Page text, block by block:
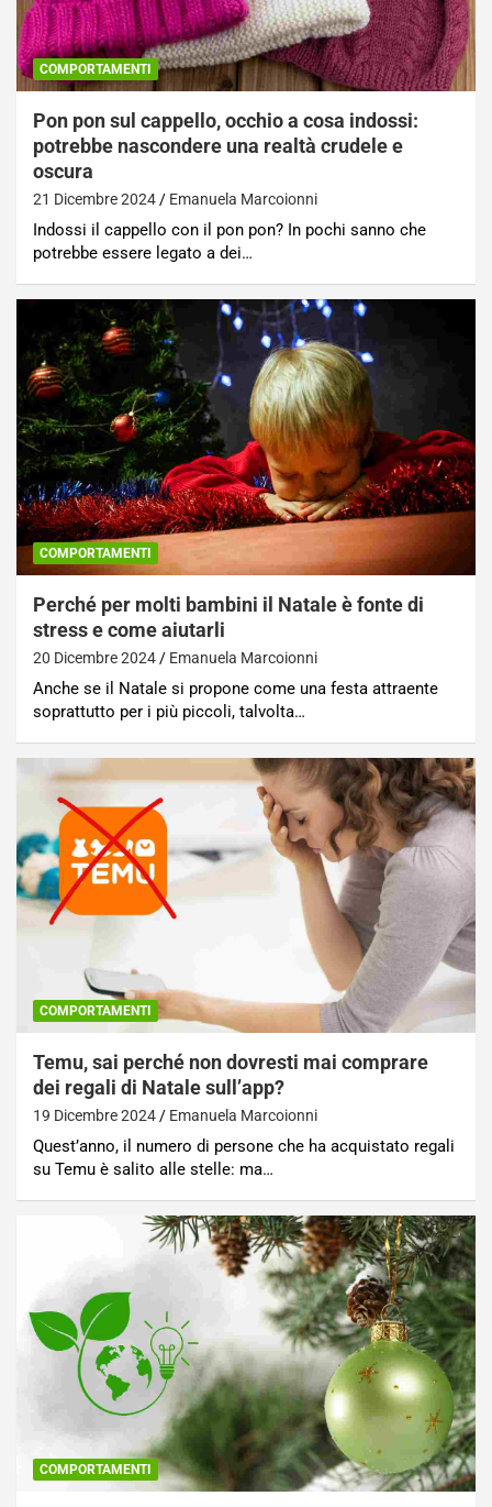
COMPORTAMENTI
Pon pon sul cappello, occhio a cosa indossi:
potrebbe nascondere una realtà crudele e
oscura
21 Dicembre 2024 Emanuela Marcoionni
Indossi il cappello con il pon pon? In pochi sanno che
potrebbe essere legato a dei…
COMPORTAMENTI
Perché per molti bambini il Natale è fonte di
stress e come aiutarli
20 Dicembre 2024 Emanuela Marcoionni
Anche se il Natale si propone come una festa attraente
soprattutto per i più piccoli, talvolta…
COMPORTAMENTI
Temu, sai perché non dovresti mai comprare
dei regali di Natale sull’app?
19 Dicembre 2024 Emanuela Marcoionni
Quest’anno, il numero di persone che ha acquistato regali
su Temu è salito alle stelle: ma…
COMPORTAMENTI